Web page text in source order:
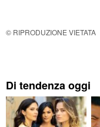
© RIPRODUZIONE VIETATA
Di tendenza oggi